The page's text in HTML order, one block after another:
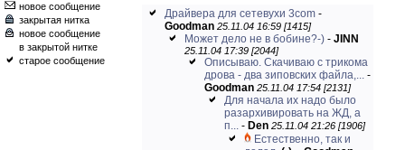
новое сообщение
закрытая нитка
новое сообщение
в закрытой нитке
старое сообщение
Драйвера для сетевухи 3com -
Goodman 25.11.04 16:59 [1415]
Может дело не в бобине?-) - JINN
25.11.04 17:39 [2044]
Описываю. Скачиваю с трикома
дрова - два зиповских файла,... -
Goodman 25.11.04 17:54 [2131]
Для начала их надо было
разархивировать на ЖД, а
п... - Den 25.11.04 21:26 [1906]
Естественно, так и